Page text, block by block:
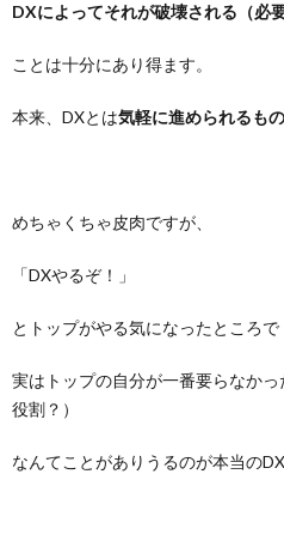
DXによってそれが破壊される（必
ことは十分にあり得ます。
本来、DXとは気軽に進められるも
めちゃくちゃ皮肉ですが、
「DXやるぞ！」
とトップがやる気になったところで
実はトップの自分が一番要らなか
役割？）
なんてことがありうるのが本当のDX